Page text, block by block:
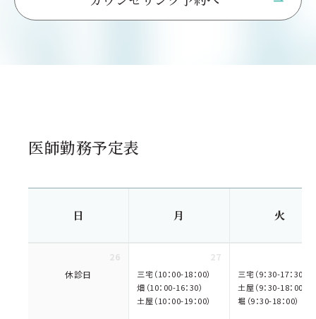
医師勤務予定表
日 月 火
26
休診日
27
三宅（10：00-18：00）
畑（10：00-16：30）
土屋（10：00-19：00）
三宅（9：30-17：30）
土屋（9：30-18：00）
堀（9：30-18：00）